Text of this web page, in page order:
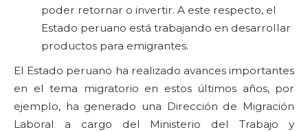
poder retornar o invertir. A este respecto, el
Estado peruano está trabajando en desarrollar
productos para emigrantes.
El Estado peruano ha realizado avances importantes
en el tema migratorio en estos últimos años, por
ejemplo, ha generado una Dirección de Migración
Laboral a cargo del Ministerio del Trabajo y